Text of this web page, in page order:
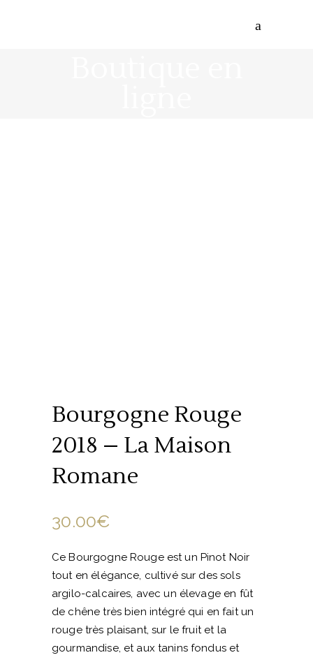
Bourgogne Rouge
2018 – La Maison
Romane
30.00€
Ce Bourgogne Rouge est un Pinot Noir
tout en élégance, cultivé sur des sols
argilo-calcaires, avec un élevage en fût
de chêne très bien intégré qui en fait un
rouge très plaisant, sur le fruit et la
gourmandise, et aux tanins fondus et